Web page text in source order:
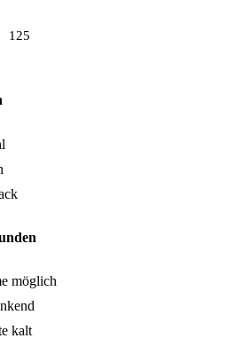
125
möglich
kalt